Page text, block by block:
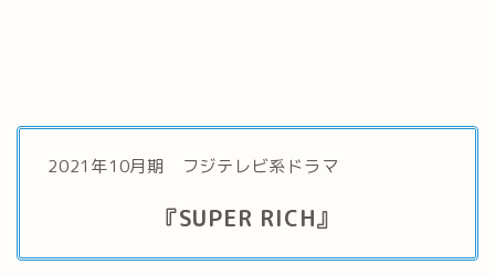
2021年10月期 フジテレビ系ドラマ
『SUPER RICH』